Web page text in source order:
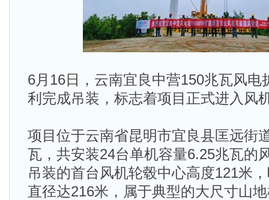
6月16日，云南宜良中营150兆瓦风电
利完成吊装，标志着项目正式进入风
项目位于云南省昆明市宜良县匡远街
瓦，共安装24台单机容量6.25兆瓦的
吊装的首台风机轮毂中心高度121米
直径达216米，属于典型的大尺寸山